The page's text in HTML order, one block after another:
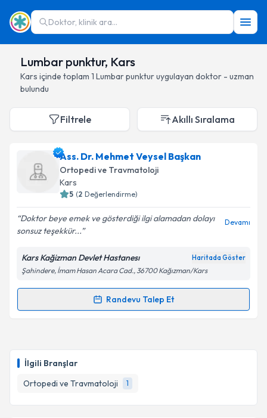
Doktor, klinik ara...
Lumbar punktur, Kars
Kars içinde toplam 1 Lumbar punkturuygulayan doktor - uzman
bulundu
İlgili Branşlar
Ortopedi ve Travmatoloji
1
Filtrele Akıllı Sıralama
Ass. Dr. Mehmet Veysel Başkan
Ortopedi ve Travmatoloji
Kars
5 (2 Değerlendirme)
Doktor beye emek ve gösterdiği ilgi alamadan dolayı
sonsuz teşekkür...
Devamı
Kars Kağizman Devlet Hastanesı Haritada Göster
Şahindere, İmam Hasan Acara Cad., 36700 Kağızman/Kars
Randevu Talep Et
Randevu Takvimi Talebi
için bir takvim hazırlandığında e-posta ile
bilgilendireceğiz.
E-posta Adresiniz